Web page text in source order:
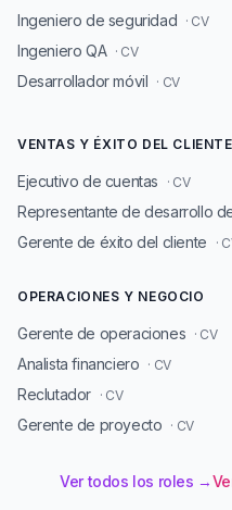
Ingeniero de seguridad · CV
Ingeniero QA · CV
Desarrollador móvil · CV
VENTAS Y ÉXITO DEL CLIENTE
Ejecutivo de cuentas · CV
Representante de desarrollo
Gerente de éxito del cliente ·
OPERACIONES Y NEGOCIO
Gerente de operaciones · CV
Analista financiero · CV
Reclutador · CV
Gerente de proyecto · CV
Ver todos los roles →